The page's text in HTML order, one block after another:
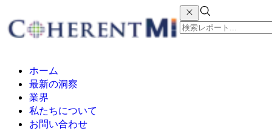
ホーム
最新の洞察
業界
私たちについて
お問い合わせ